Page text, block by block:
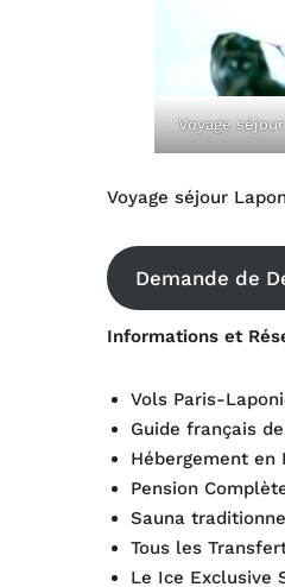
Voyage
Voyage séjour
Demande de
Informations et
Vols Paris-
Guide français
Hébergement
Pension
Sauna
Tous les
Le Ice Exclusive